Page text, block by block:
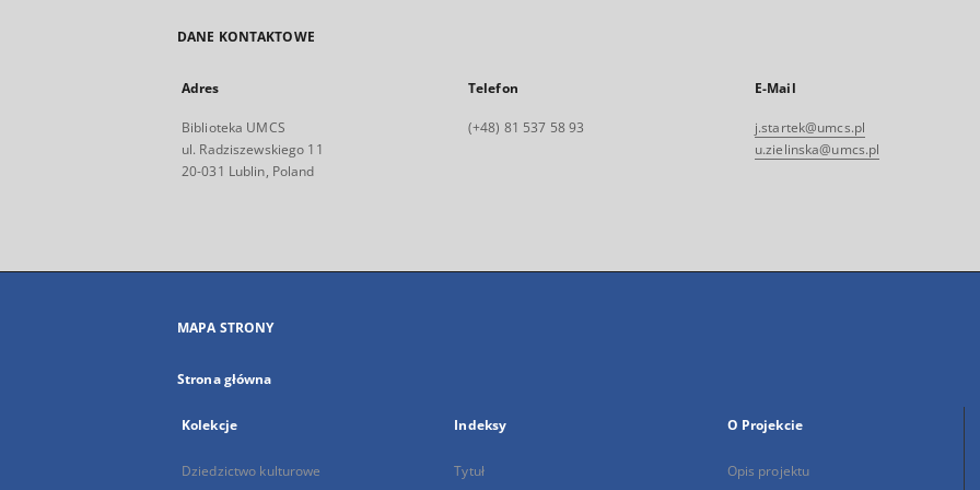
DANE KONTAKTOWE
Adres
Biblioteka UMCS
ul. Radziszewskiego 11
20-031 Lublin, Poland
Telefon
(+48) 81 537 58 93
E-Mail
j.startek@umcs.pl
u.zielinska@umcs.pl
MAPA STRONY
Strona główna
Kolekcje
Dziedzictwo kulturowe
Indeksy
Tytuł
O Projekcie
Opis projektu